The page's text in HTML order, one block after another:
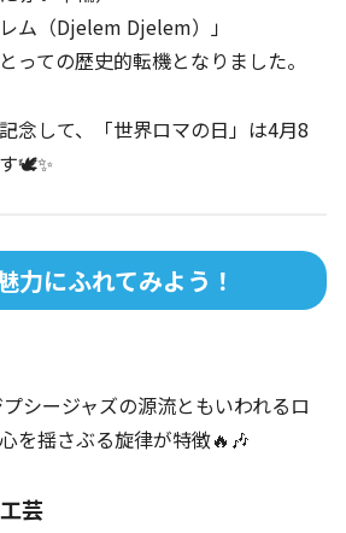
ム（Djelem Djelem）」
っての歴史的転機となりました。
念して、「世界ロマの日」は4月8
🕊️✨
力にふれてみよう！
シージャズの源流ともいわれるロ
を揺さぶる旋律が特徴🔥🎶
芸